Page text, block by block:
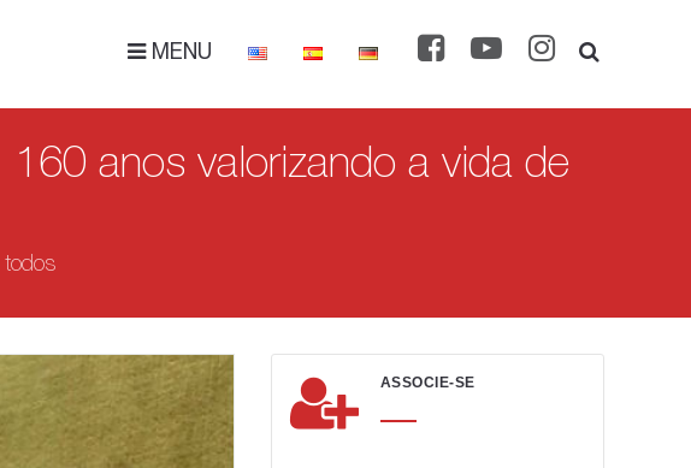
MENU
anos valorizando a vida de
todos
ASSOCIE-SE